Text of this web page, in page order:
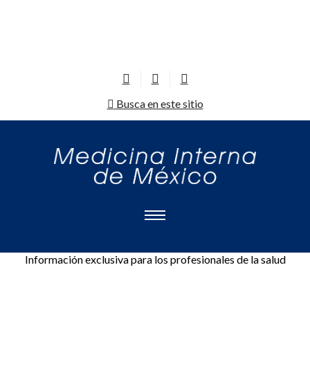
Busca en este sitio
Información exclusiva para los profesionales de la salud